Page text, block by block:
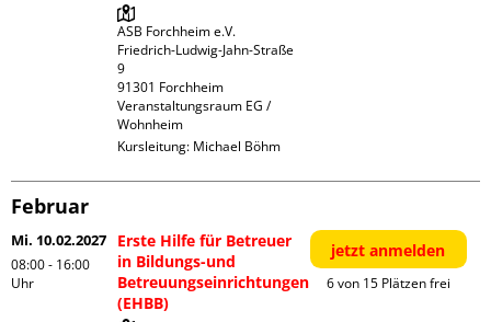
ASB Forchheim e.V.
Friedrich-Ludwig-Jahn-Straße
9
91301 Forchheim
Veranstaltungsraum EG /
Wohnheim
Kursleitung: Michael Böhm
Februar
Mi. 10.02.2027
08:00 - 16:00
Uhr
Erste Hilfe für Betreuer
in Bildungs-und
Betreuungseinrichtungen
(EHBB)
jetzt anmelden
6 von 15 Plätzen frei